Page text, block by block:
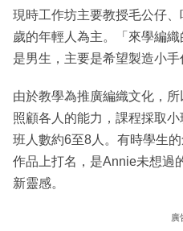
現時工作坊主要教授毛公仔
歲的年輕人為主。「來學編
是男生，主要是希望製造小手
由於教學為推廣編織文化，
照顧各人的能力，課程採取
班人數約6至8人。有時學生
作品上打名，是Annie未想過
新靈感。
廣